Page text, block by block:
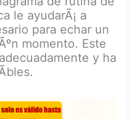
le ayudarÃ¡ a
para echar un
momento. Este
y ha